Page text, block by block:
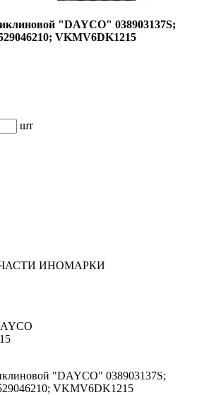
"DAYCO" 038903137S;
VKMV6DK1215
шт
ИНОМАРКИ
"DAYCO" 038903137S;
VKMV6DK1215